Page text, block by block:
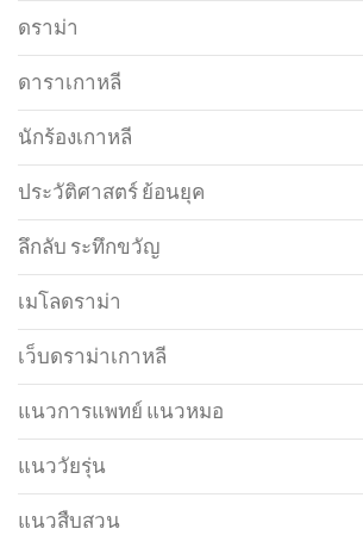
ดราม่า
ดาราเกาหลี
นักร้องเกาหลี
ประวัติศาสตร์ ย้อนยุค
ลึกลับ ระทึกขวัญ
เมโลดราม่า
เว็บดราม่าเกาหลี
แนวการแพทย์ แนวหมอ
แนววัยรุ่น
แนวสืบสวน